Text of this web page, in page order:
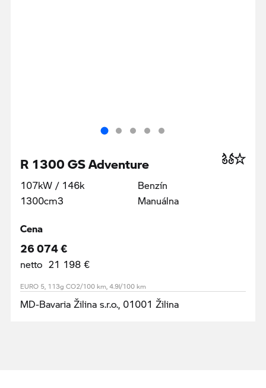
R 1300 GS Adventure
107kW / 146k
1300cm3
Benzín
Manuálna
Cena
26 074 €
netto 21 198 €
EURO 5, 113g CO2/100 km, 4.9l/100 km
MD-Bavaria Žilina s.r.o., 01001 Žilina